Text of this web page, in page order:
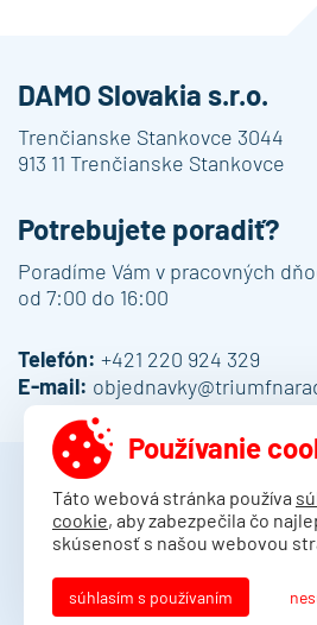
DAMO Slovakia s.r.o.
Trenčianske Stankovce 3044
913 11 Trenčianske Stankovce
Potrebujete poradiť?
Poradíme Vám v pracovných
od 7:00 do 16:00
Telefón: +421 220 924 329
E-mail:
© 2013 - 2026 DAMO
Obchodné
Dodacie
Ochrana osobných
Používanie
Táto webová stránka používa
cookie, aby zabezpečila čo
skúsenosť s našou webovou
súhlasím s používaním